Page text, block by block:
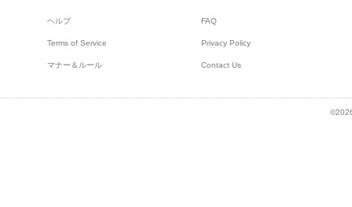
ヘルプ FAQ
Terms of Service Privacy Policy
マナー＆ルール Contact Us